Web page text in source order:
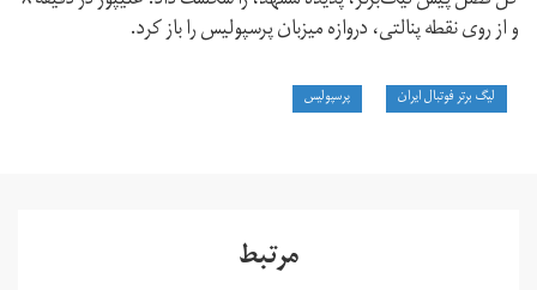
و از روی نقطه پنالتی، دروازه میزبان پرسپولیس را باز کرد.
لیگ برتر فوتبال ایران پرسپولیس
مرتبط